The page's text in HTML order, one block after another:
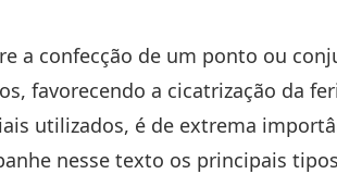
a confecção de um ponto ou
favorecendo a cicatrização da
utilizados, é de extrema
nesse texto os principais